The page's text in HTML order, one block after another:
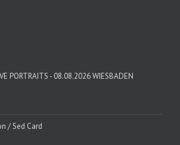
PORTRAITS - 08.08.2026 WIESBADEN
/ Sed Card